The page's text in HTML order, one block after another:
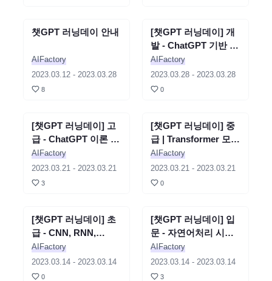
세미나 종료
챗GPT 러닝데이 안내
AIFactory
2023.03.12- 2023.03.28
8
세미나 종료
[챗GPT 러닝데이] 개
발 - ChatGPT 기반 나
만의 챗봇 서비스 개발
- 김태영
AIFactory
2023.03.28- 2023.03.28
0
세미나 종료
[챗GPT 러닝데이] 고
급 - ChatGPT 이론 파
헤치기 - 고우영
AIFactory
2023.03.21- 2023.03.21
3
세미나 종료
[챗GPT 러닝데이] 중
급 | Transformer 모델
개요와 GPT3 모델 활
용 실습 - 최태균
AIFactory
2023.03.21- 2023.03.21
0
세미나 종료
[챗GPT 러닝데이] 초
급 - CNN, RNN,
Seq2Seq, Attention -
김태영
AIFactory
2023.03.14- 2023.03.14
0
세미나 종료
[챗GPT 러닝데이] 입
문 - 자연어처리 시작
하기 - 김준영
AIFactory
2023.03.14- 2023.03.14
3